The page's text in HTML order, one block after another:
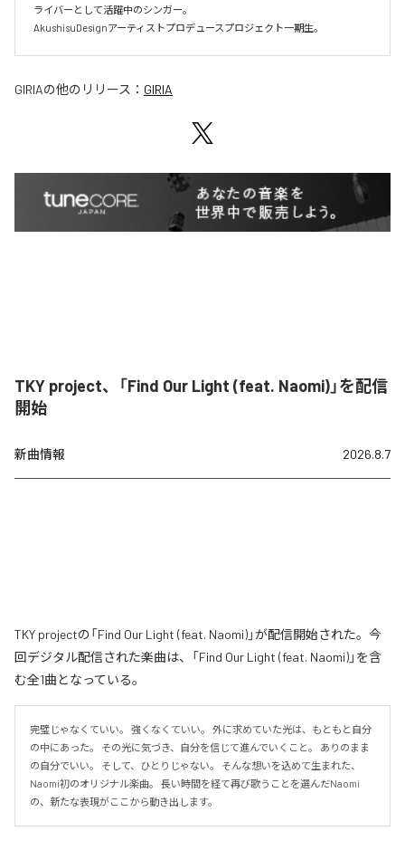
ライバーとして活躍中のシンガー。
AkushisuDesignアーティストプロデュースプロジェクト一期生。
GIRIAの他のリリース： GIRIA
TKY project、「Find Our Light (feat. Naomi)」を配信
開始
新曲情報 2026.8.7
TKY projectの「Find Our Light (feat. Naomi)」が配信開始された。今
回デジタル配信された楽曲は、「Find Our Light (feat. Naomi)」を含
む全1曲となっている。
完璧じゃなくていい。 強くなくていい。 外に求めていた光は、もともと自分
の中にあった。 その光に気づき、自分を信じて進んでいくこと。 ありのまま
の自分でいい。 そして、ひとりじゃない。 そんな想いを込めて生まれた、
Naomi初のオリジナル楽曲。 長い時間を経て再び歌うことを選んだNaomi
の、新たな表現がここから動き出します。